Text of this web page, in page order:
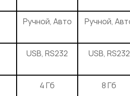
Ручной, Авто Ручной,
USB, RS232 USB, RS232
4 Гб 8 Гб